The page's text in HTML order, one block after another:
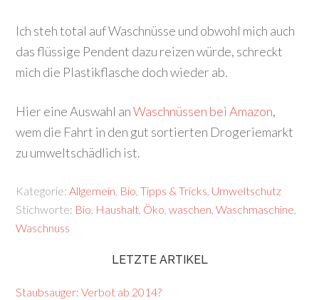
Ich steh total auf Waschnüsse und obwohl mich auch
das flüssige Pendent dazu reizen würde, schreckt
mich die Plastikflasche doch wieder ab.
Hier eine Auswahl anWaschnüssen bei Amazon,
wem die Fahrt in den gut sortierten Drogeriemarkt
zu umweltschädlich ist.
Kategorie:Allgemein Bio ,Tipps & Tricks Umweltschutz
Stichworte: Bio Haushalt Öko ,waschen ,Waschmaschine
Waschnuss
LETZTE ARTIKEL
Staubsauger: Verbot ab 2014?